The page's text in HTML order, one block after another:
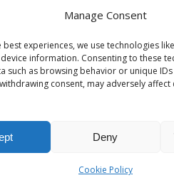
Manage Consent
experiences, we use technologies
information. Consenting to these
such as browsing behavior or unique
consent, may adversely
Deny
Cookie Policy
Πολλοί άνδρες
(π.χ. μετά από
ή τη σεξουαλική απόδοση.
γίνεται διατομή του